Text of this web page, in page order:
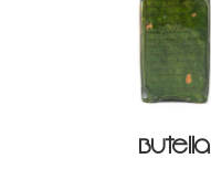
Butella